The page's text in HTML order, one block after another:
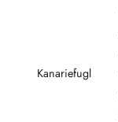
Kanariefugl